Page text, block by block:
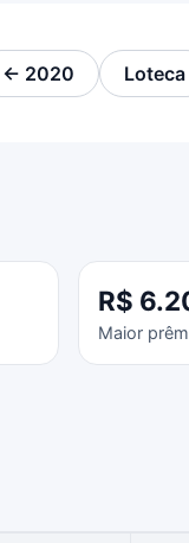
← 2020 Loteca
R$
Maior